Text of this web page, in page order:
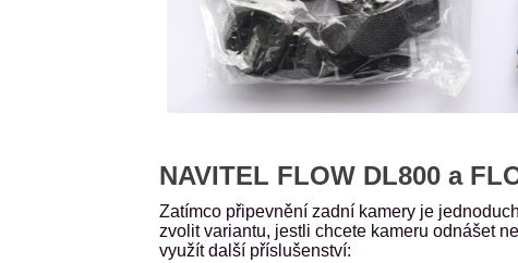
NAVITEL FLOW DL800 a
Zatímco připevnění zadní kamery je
zvolit variantu, jestli chcete kameru odnášet
využít další příslušenství: